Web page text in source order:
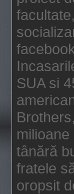
SUA si
tânără
fratele
oropsit